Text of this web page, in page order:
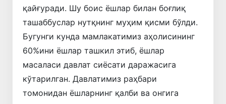
қайғуради. Шу боис ёшлар билан боғлиқ
ташаббуслар нутқнинг муҳим қисми бўлди.
Бугунги кунда мамлакатимиз аҳолисининг
60%ини ёшлар ташкил этиб, ёшлар
масаласи давлат сиёсати даражасига
кўтарилган. Давлатимиз раҳбари
томонидан ёшларнинг қалби ва онгига